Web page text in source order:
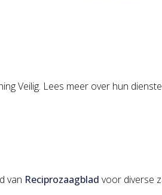
Veilig. Lees meer over hun
van Reciprozaagblad voor diverse